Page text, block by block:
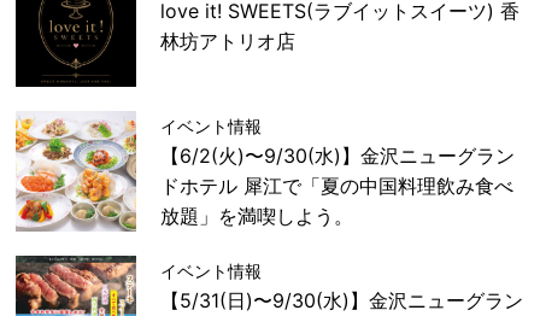
love it! SWEETS(ラブイットスイーツ) 香
林坊アトリオ店
イベント情報
【6/2(火)〜9/30(水)】金沢ニューグラン
ドホテル 犀江で「夏の中国料理飲み食べ
放題」を満喫しよう。
イベント情報
【5/31(日)〜9/30(水)】金沢ニューグラン